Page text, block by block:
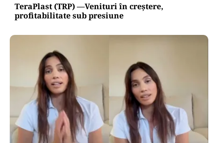
TeraPlast (TRP) —Venituri în creștere,
profitabilitate sub presiune